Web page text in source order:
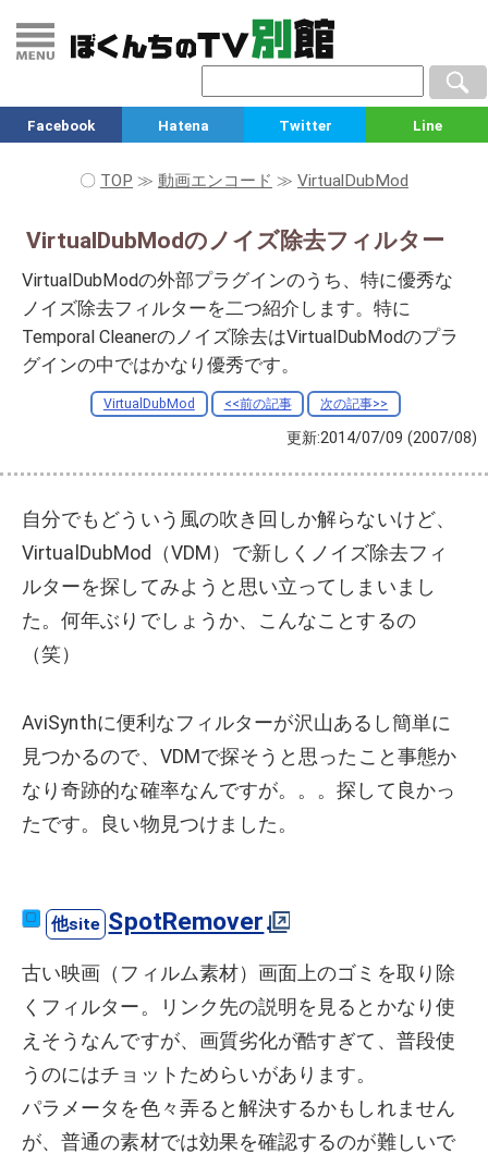
Facebook Hatena Twitter Line
〇 TOP ≫ 動画エンコード ≫ VirtualDubMod
VirtualDubModのノイズ除去フィルター
VirtualDubModの外部プラグインのうち、特に優秀な
ノイズ除去フィルターを二つ紹介します。特に
Temporal Cleanerのノイズ除去はVirtualDubModのプラ
グインの中ではかなり優秀です。
VirtualDubMod <<前の記事 次の記事>>
更新:2014/07/09 (2007/08)
自分でもどういう風の吹き回しか解らないけど、
VirtualDubMod（VDM）で新しくノイズ除去フィ
ルターを探してみようと思い立ってしまいまし
た。何年ぶりでしょうか、こんなことするの
（笑）
AviSynthに便利なフィルターが沢山あるし簡単に
見つかるので、VDMで探そうと思ったこと事態か
なり奇跡的な確率なんですが。。。探して良かっ
たです。良い物見つけました。
SpotRemover
古い映画（フィルム素材）画面上のゴミを取り除
くフィルター。リンク先の説明を見るとかなり使
えそうなんですが、画質劣化が酷すぎて、普段使
うのにはチョットためらいがあります。
パラメータを色々弄ると解決するかもしれません
が、普通の素材では効果を確認するのが難しいで